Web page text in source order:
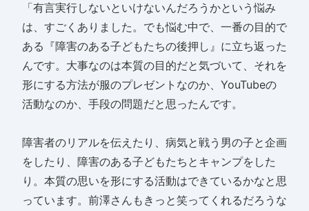
「有言実行しないといけないんだろうかという悩み
は、すごくありました。でも悩む中で、一番の目的で
ある『障害のある子どもたちの後押し』に立ち返った
んです。大事なのは本質の目的だと気づいて、それを
形にする方法が服のプレゼントなのか、YouTubeの
活動なのか、手段の問題だと思ったんです。
障害者のリアルを伝えたり、病気と戦う男の子と企画
をしたり、障害のある子どもたちとキャンプをした
り。本質の思いを形にする活動はできているかなと思
っています。前澤さんもきっと笑ってくれるだろうな